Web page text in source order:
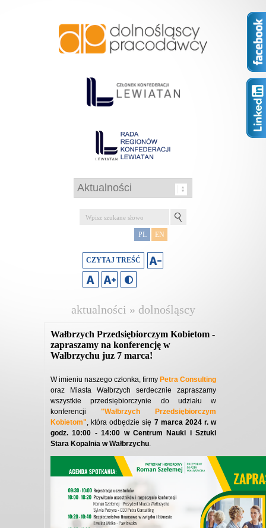
PL EN
CZYTAJ TREŚĆ
aktualności » dolnośląscy
Wałbrzych Przedsiębiorczym Kobietom -
zapraszamy na konferencję w
Wałbrzychu juz 7 marca!
W imieniu naszego członka, firmy Petra Consulting
oraz Miasta Wałbrzych serdecznie zapraszamy
wszystkie przedsiębiorczynie do udziału w
konferencji "Wałbrzych Przedsiębiorczym
Kobietom", która odbędzie się 7 marca 2024 r. w
godz. 10:00 - 14:00 w Centrum Nauki i Sztuki
Stara Kopalnia w Wałbrzychu.